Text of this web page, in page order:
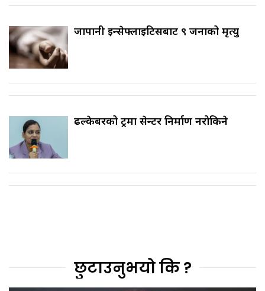
जापानी इन्सेफ्लाइटिसबाट ९ जनाको मृत्यु
ढल्केबरको ट्रमा सेन्टर निर्माण नरोकिने
छुटाउनुभयो कि ?